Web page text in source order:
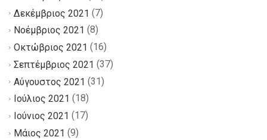
Δεκέμβριος 2021 (7)
Νοέμβριος 2021 (8)
Οκτώβριος 2021 (16)
Σεπτέμβριος 2021 (37)
Αύγουστος 2021 (31)
Ιούλιος 2021 (18)
Ιούνιος 2021 (17)
Μάιος 2021 (9)